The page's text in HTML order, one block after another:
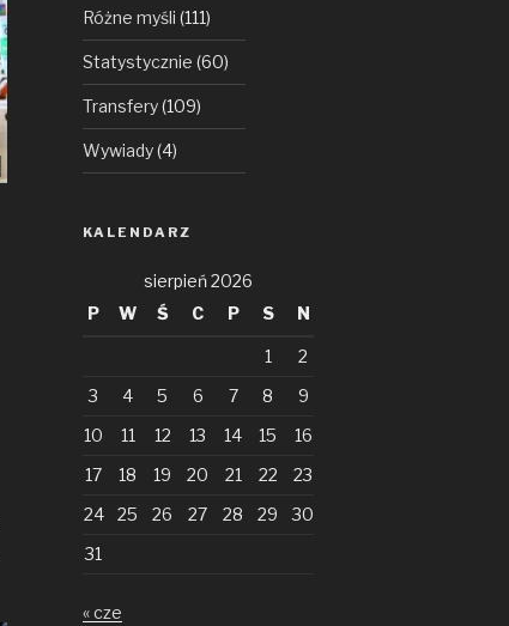
Różne myśli (111)
Statystycznie (60)
Transfery(109)
Wywiady(4)
KALENDARZ
sierpień 2026
P
W Ś C P S N
1
2
3
4 5 6 7 8
9
10
11 12 13 14 15
16
17
18 19 20 21 22
23
24
25 26 27 28 29
30
31
« cze